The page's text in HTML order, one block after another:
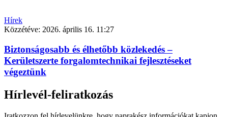
Hírek
Közzétéve: 2026. április 16. 11:27
Biztonságosabb és élhetőbb közlekedés –
Kerületszerte forgalomtechnikai fejlesztéseket
végeztünk
Hírlevél-feliratkozás